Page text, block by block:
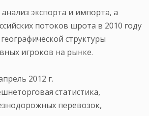
экспорта и импорта, а
потоков шрота в 2010 году
структуры
игроков на рынке.
2012 г.
статистика,
перевозок,